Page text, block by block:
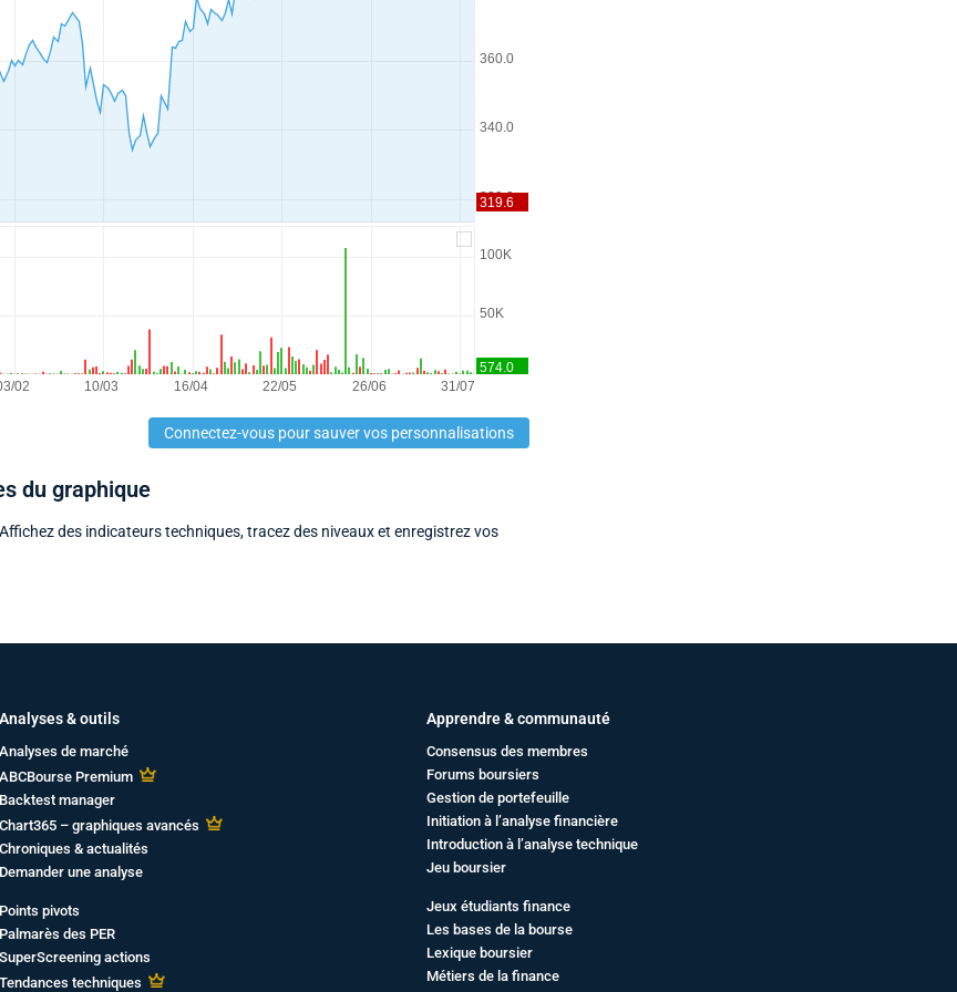
Connectez-vous pour sauver vos personnalisations
du graphique
des indicateurs techniques, tracez des niveaux et enregistrez vos
Analyses & outils
Analyses de marché
ABCBourse Premium
Backtest manager
Chart365 – graphiques avancés
Chroniques & actualités
Demander une analyse
Points pivots
Palmarès des PER
SuperScreening actions
Tendances techniques
Apprendre & communauté
Consensus des membres
Forums boursiers
Gestion de portefeuille
Initiation à l’analyse financière
Introduction à l’analyse technique
Jeu boursier
Jeux étudiants finance
Les bases de la bourse
Lexique boursier
Métiers de la finance